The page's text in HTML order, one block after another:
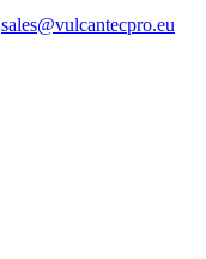
sales@vulcantecpro.eu